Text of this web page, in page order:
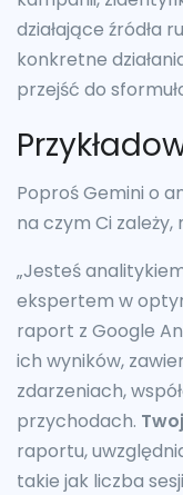
działające źródła
konkretne
przejść do
Poproś Gemini o
na czym Ci zależy,
„Jesteś
ekspertem w
raport z Google
ich wyników,
zdarzeniach,
przychodach.
raportu,
takie jak liczba